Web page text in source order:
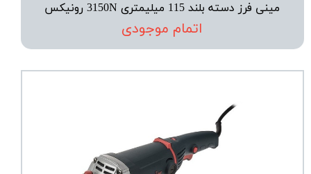
مینی فرز دسته بلند 115 میلیمتری 3150N رونیکس
اتمام موجودی